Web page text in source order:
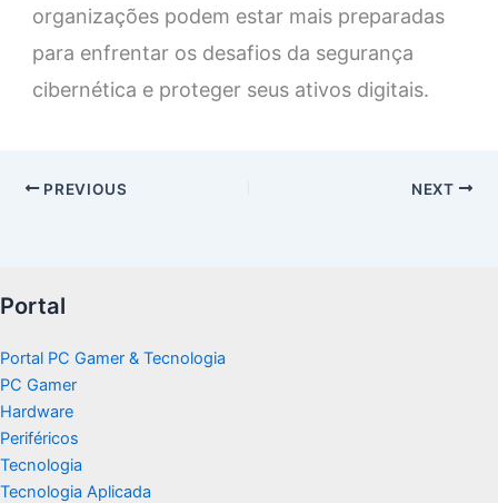
organizações podem estar mais preparadas
para enfrentar os desafios da segurança
cibernética e proteger seus ativos digitais.
PREVIOUS NEXT
Portal
Portal PC Gamer & Tecnologia
PC Gamer
Hardware
Periféricos
Tecnologia
Tecnologia Aplicada